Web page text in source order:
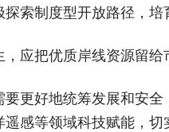
索制度型开放路径，
应把优质岸线资源留给
更好地统筹发展和安
感等领域科技赋能，切